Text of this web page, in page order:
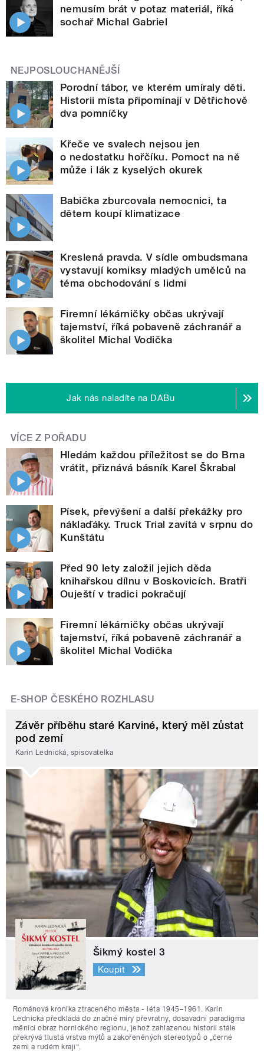
nemusím brát v potaz materiál, říká
sochař Michal Gabriel
NEJPOSLOUCHANĚJŠÍ
Porodní tábor, ve kterém umíraly děti.
Historii místa připomínají v Dětřichově
dva pomníčky
Křeče ve svalech nejsou jen
o nedostatku hořčíku. Pomoct na ně
může i lák z kyselých okurek
Babička zburcovala nemocnici, ta
dětem koupí klimatizace
Kreslená pravda. V sídle ombudsmana
vystavují komiksy mladých umělců na
téma obchodování s lidmi
Firemní lékárničky občas ukrývají
tajemství, říká pobaveně záchranář a
školitel Michal Vodička
Jak nás naladíte na DABu
VÍCE Z POŘADU
Hledám každou příležitost se do Brna
vrátit, přiznává básník Karel Škrabal
Písek, převýšení a další překážky pro
náklaďáky. Truck Trial zavítá v srpnu do
Kunštátu
Před 90 lety založil jejich děda
knihařskou dílnu v Boskovicích. Bratři
Ouještí v tradici pokračují
Firemní lékárničky občas ukrývají
tajemství, říká pobaveně záchranář a
školitel Michal Vodička
E-SHOP ČESKÉHO ROZHLASU
Závěr příběhu staré Karviné, který měl zůstat
pod zemí
Karin Lednická, spisovatelka
Šikmý kostel 3
Koupit
Románová kronika ztraceného města - léta 1945–1961. Karin
Lednická předkládá do značné míry převratný, dosavadní paradigma
měnící obraz hornického regionu, jehož zahlazenou historii stále
překrývá tlustá vrstva mýtů a zakořeněných stereotypů o „černé
zemi a rudém kraji“.